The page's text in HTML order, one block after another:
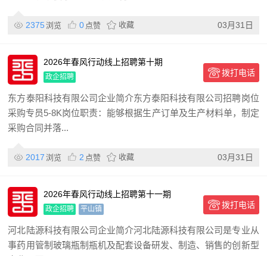
2375 浏览 0 点赞 收藏 03月31日
2026年春风行动线上招聘第十期
政企招聘 拨打电话
东方泰阳科技有限公司企业简介东方泰阳科技有限公司招聘岗位
采购专员5-8K岗位职责：能够根据生产订单及生产材料单，制定
采购合同并落...
2017 浏览 2 点赞 收藏 03月31日
2026年春风行动线上招聘第十一期
政企招聘 平山镇 拨打电话
河北陆源科技有限公司企业简介河北陆源科技有限公司是专业从
事药用管制玻璃瓶制瓶机及配套设备研发、制造、销售的创新型